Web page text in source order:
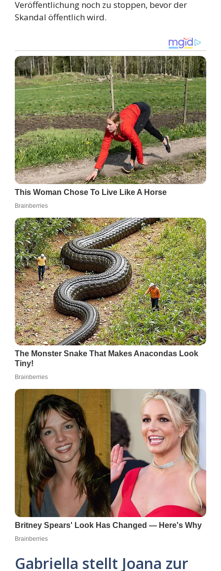
Veröffentlichung noch zu stoppen, bevor der
Skandal öffentlich wird.
Gabriella stellt Joana zur